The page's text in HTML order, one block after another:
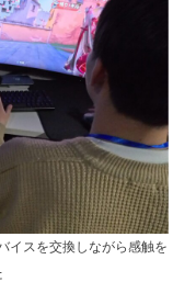
イスを交換しながら感触を